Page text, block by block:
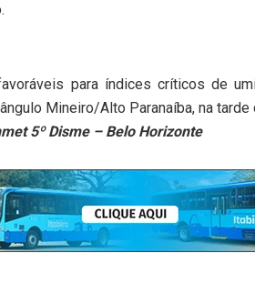
para índices críticos de
Mineiro/Alto Paranaíba, na
5º Disme – Belo Horizonte